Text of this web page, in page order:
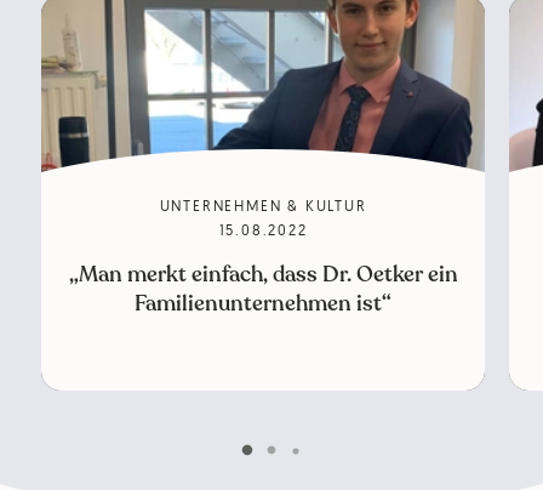
UNTERNEHMEN & KULTUR
15.08.2022
„Man merkt einfach, dass Dr. Oetker ein
Familienunternehmen ist“